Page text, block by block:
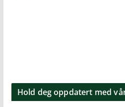
Hold deg oppdatert med